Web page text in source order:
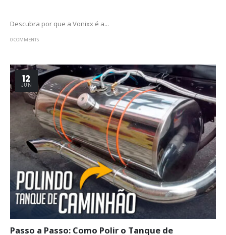
Descubra por que a Vonixx é a...
0 COMMENTS
12
JUN
Passo a Passo: Como Polir o Tanque de